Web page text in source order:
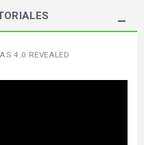
4.0 REVEALED